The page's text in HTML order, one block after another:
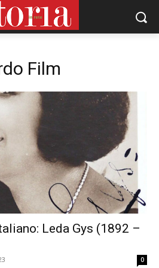
Film
Leda Gys (1892 –
0